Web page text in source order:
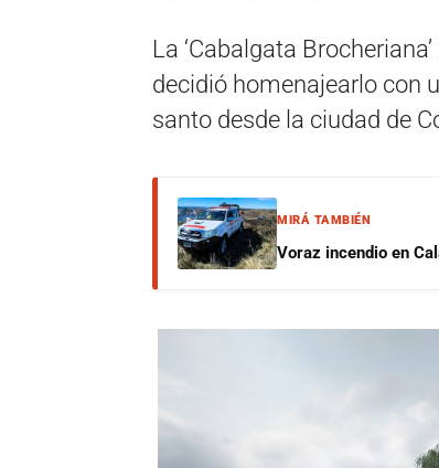
La ‘Cabalgata
decidió homenajearlo con
santo desde la ciudad de
MIRÁ TAMBIÉN
Voraz incendio en